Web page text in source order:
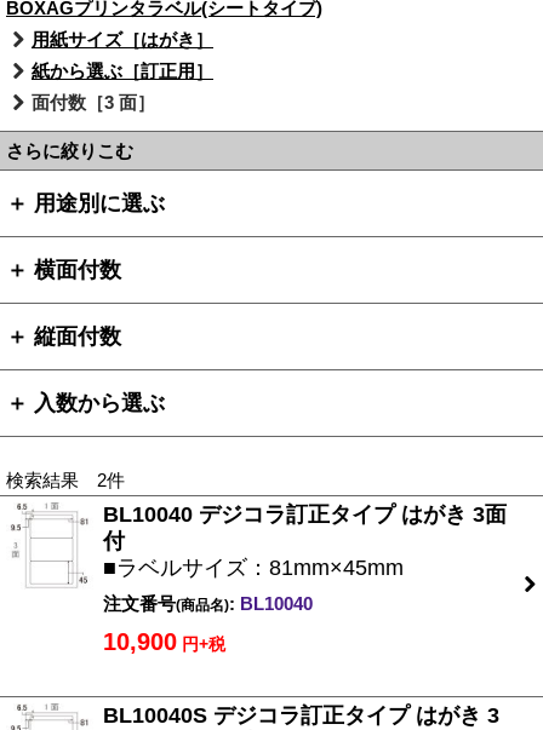
BOXAGプリンタラベル(シートタイプ)
用紙サイズ［はがき］
紙から選ぶ［訂正用］
面付数［3 面］
さらに絞りこむ
＋ 用途別に選ぶ
＋ 横面付数
＋ 縦面付数
＋ 入数から選ぶ
検索結果 2件
BL10040 デジコラ訂正タイプ はがき 3面
付
■ラベルサイズ：81mm×45mm
注文番号(商品名): BL10040
10,900 円+税
BL10040S デジコラ訂正タイプ はがき 3